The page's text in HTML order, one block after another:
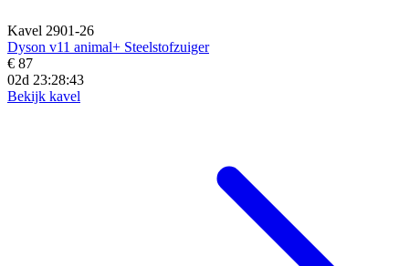
Kavel 2901-26
Dyson v11 animal+ Steelstofzuiger
€ 87
02d 23:28:41
Bekijk kavel